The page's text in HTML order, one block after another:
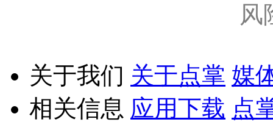
风
关于我们 关于点掌 媒
相关信息 应用下载 点